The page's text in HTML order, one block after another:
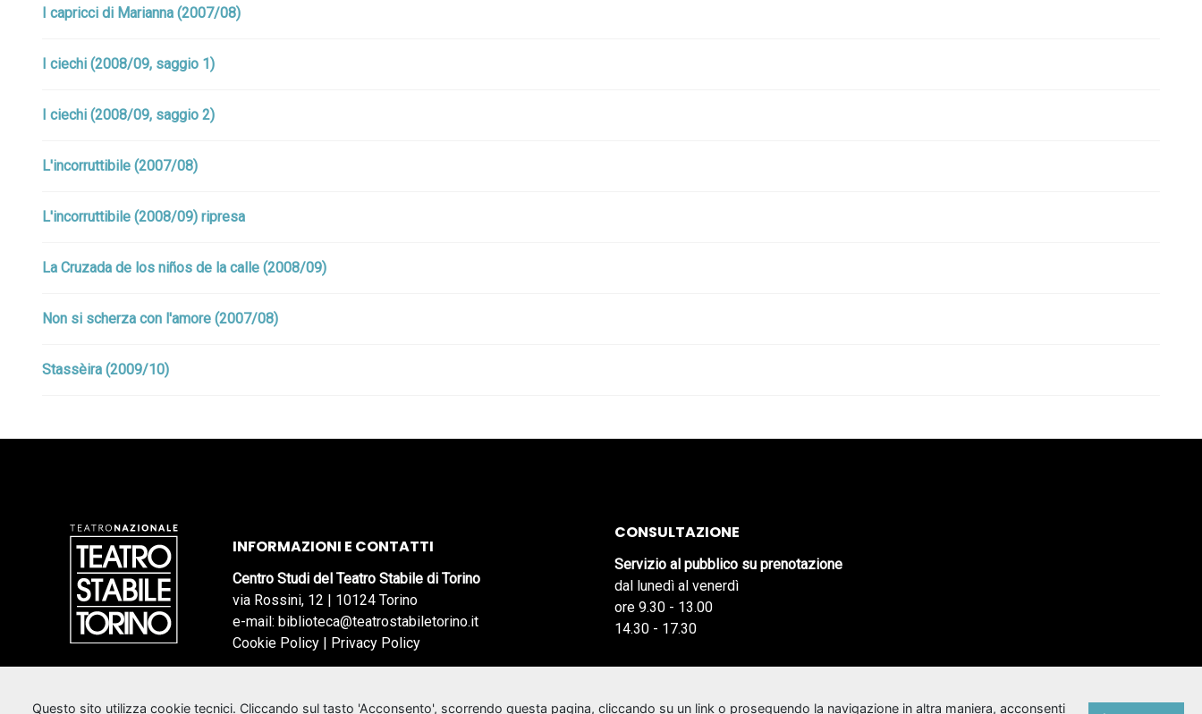
I capricci di Marianna (2007/08)
I ciechi (2008/09, saggio 1)
I ciechi (2008/09, saggio 2)
L'incorruttibile (2007/08)
L'incorruttibile (2008/09) ripresa
La Cruzada de los niños de la calle (2008/09)
Non si scherza con l'amore (2007/08)
Stassèira (2009/10)
INFORMAZIONI E CONTATTI
Centro Studi del Teatro Stabile di Torino
via Rossini, 12 | 10124 Torino
e-mail: biblioteca@teatrostabiletorino.it
Cookie Policy | Privacy Policy
CONSULTAZIONE
Servizio al pubblico su prenotazione
dal lunedì al venerdì
ore 9.30 - 13.00
14.30 - 17.30
Questo sito utilizza cookie tecnici. Cliccando sul tasto 'Acconsento', scorrendo questa pagina, cliccando su un link o proseguendo la navigazione in altra maniera, acconsenti